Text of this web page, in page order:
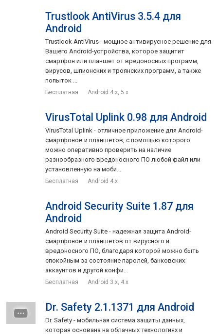
Советник безопасности Privacy Advisor распределяет
приложения по предоставленным им правам доступа,
позволяя Вам самому контролировать их воздействие на
В целом, если Вы ищите простой, но надежный антивирус
рекомендовано как одно из лучших приложений для этих
целей, обеспечивая максимально возможную защиту
смартфона или планшета без специфических настроек и
Trustlook AntiVirus 3.5.4 для
Android
Trustlook AntiVirus - мощное антивирусное решение для
Вашего Android-устройства, которое защитит
смартфон или планшет от вредоносных программ,
вирусов, шпионских и троянских программ, а также
попыток ...
Бесплатная Android 4.x, 5.x
VirusTotal Uplink 0.98 для Android
VirusTotal Uplink - отличное приложение для Android-
смартфонов и планшетов, с помощью которого
можно оперативно проверить на наличие
разнообразного вредоносного ПО любой файл или
установленную на моби...
Бесплатная Android 4.x
Android Security Suite 1.87 для
Android
Android Security Suite - надежная защита Android-
смартфонов и планшетов от вирусного и
вредоносного ПО, благодаря которой можно быть
спокойным за состояние паролей, банковских
аккаунтов и другой конфи...
Бесплатная Android 3.x, 4.x
Dr. Safety 2.1.1371 для Android
Dr. Safety - мобильная система защиты данных,
которая основана на облачных технологиях и